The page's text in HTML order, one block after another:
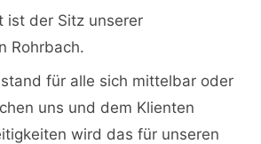
ist der Sitz unserer
Rohrbach.
für alle sich mittelbar oder
uns und dem Klienten
wird das für unseren